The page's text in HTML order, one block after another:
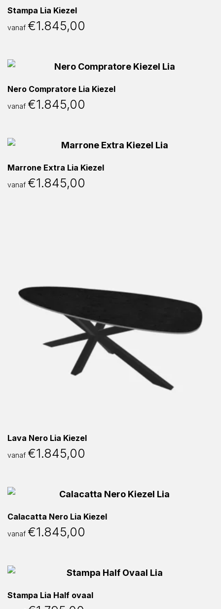
Stampa Lia Kiezel
vanaf €1.845,00
Nero Compratore Lia Kiezel
vanaf €1.845,00
Marrone Extra Lia Kiezel
vanaf €1.845,00
Lava Nero Lia Kiezel
vanaf €1.845,00
Calacatta Nero Lia Kiezel
vanaf €1.845,00
Stampa Lia Half ovaal